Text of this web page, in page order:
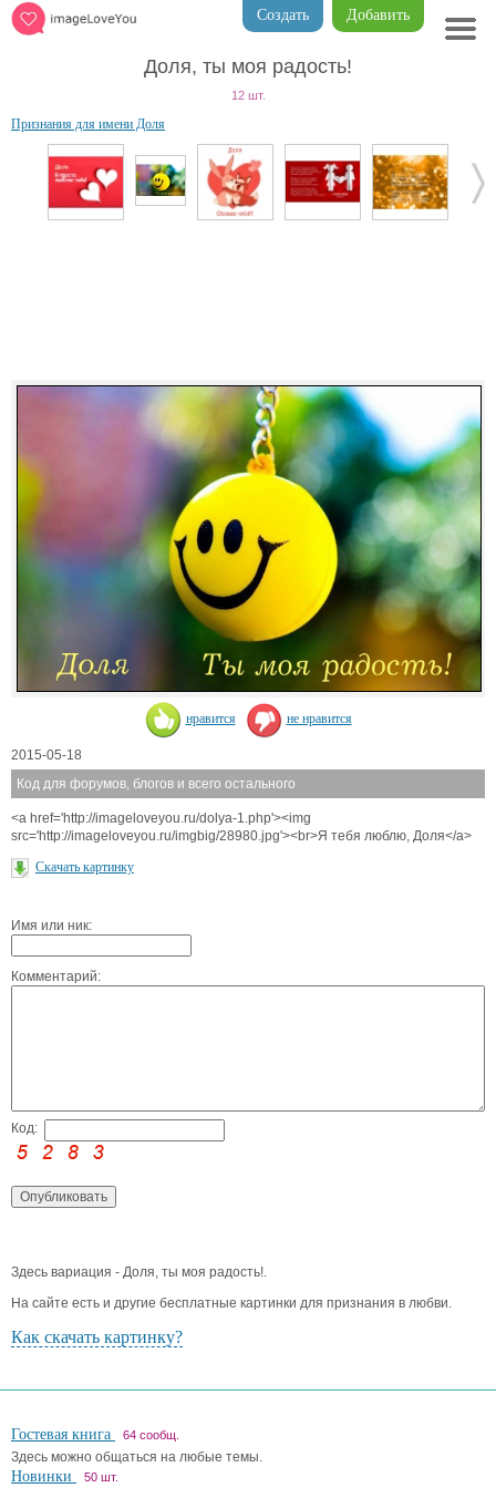
Добавить
Создать
Доля, ты моя радость!
12 шт.
Признания для имени Доля
нравится не нравится
2015-05-18
Код для форумов, блогов и всего остального
<a href='http://imageloveyou.ru/dolya-1.php'><img
src='http://imageloveyou.ru/imgbig/28980.jpg'><br>Я тебя люблю, Доля</a>
Скачать картинку
Имя или ник:
Комментарий:
Код:
Здесь вариация - Доля, ты моя радость!.
На сайте есть и другие бесплатные картинки для признания в любви.
Как скачать картинку?
Гостевая книга 64 сообщ.
Здесь можно общаться на любые темы.
Новинки 50 шт.